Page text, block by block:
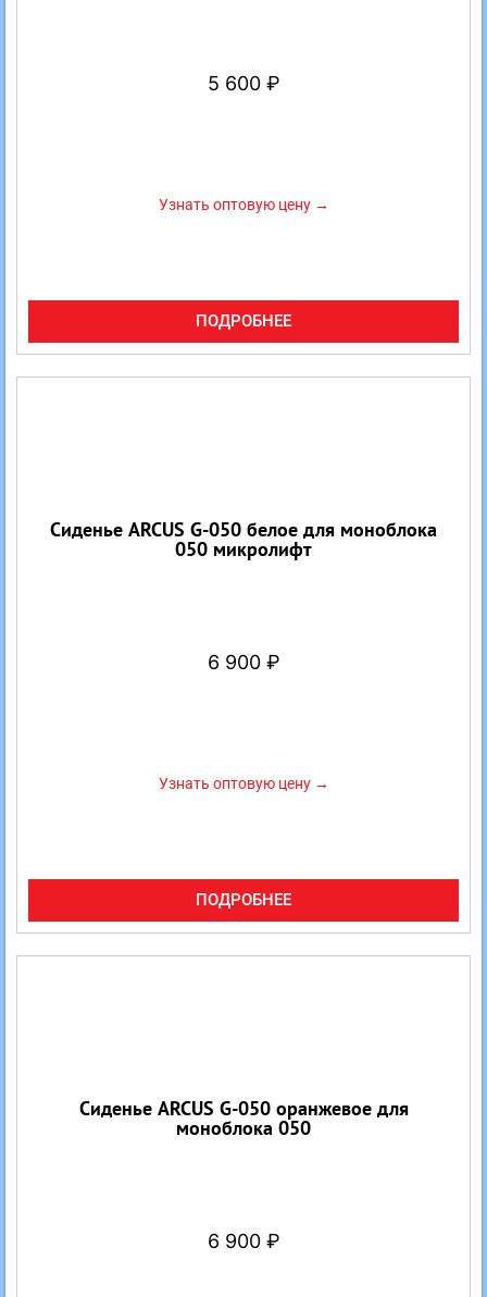
5 600 ₽
Узнать оптовую цену →
ПОДРОБНЕЕ
Сиденье ARCUS G-050 белое для моноблока
050 микролифт
6 900 ₽
Узнать оптовую цену →
ПОДРОБНЕЕ
Сиденье ARCUS G-050 оранжевое для
моноблока 050
6 900 ₽